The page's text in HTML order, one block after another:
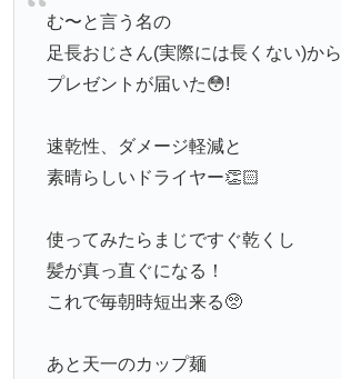
む〜と言う名の
足長おじさん(実際には長くない)から
プレゼントが届いた😳!
速乾性、ダメージ軽減と
素晴らしいドライヤー👏🏻
使ってみたらまじですぐ乾くし
髪が真っ直ぐになる！
これで毎朝時短出来る🥺
あと天一のカップ麺